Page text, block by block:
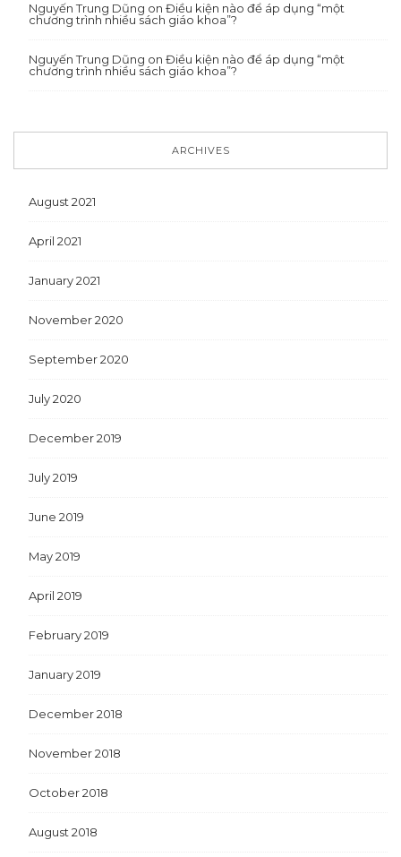
Nguyến Trung Dũng onĐiều kiện nào để áp dụng “một
chương trình nhiều sách giáo khoa”?
Nguyến Trung Dũng onĐiều kiện nào để áp dụng “một
chương trình nhiều sách giáo khoa”?
ARCHIVES
August 2021
April 2021
January 2021
November 2020
September 2020
July 2020
December 2019
July 2019
June 2019
May 2019
April 2019
February 2019
January 2019
December 2018
November 2018
October 2018
August 2018